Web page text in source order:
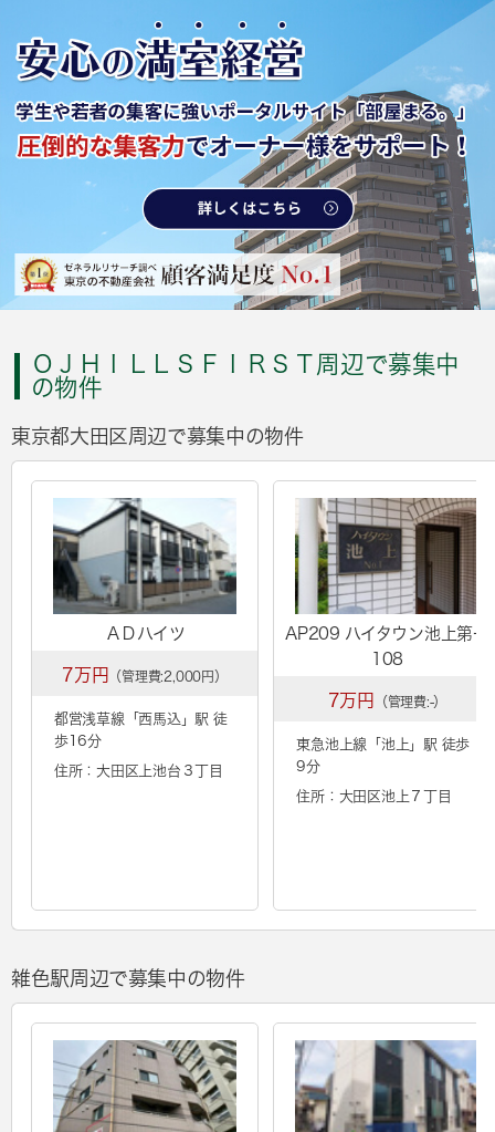
ＯＪＨＩＬＬＳＦＩＲＳＴ周辺で募集中
の物件
東京都大田区周辺で募集中の物件
ＡＤハイツ
7万円 （管理費:2,000円）
都営浅草線「 西馬込 」駅 徒
歩16分
住所：大田区上池台３丁目
AP209 ハイタウン池上第一
108
7万円 （管理費:-）
東急池上線「 池上 」駅 徒歩
9分
住所：大田区池上７丁目
雑色駅周辺で募集中の物件